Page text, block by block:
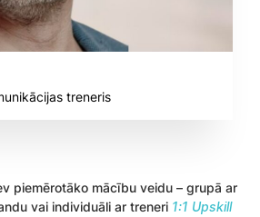
treneris
piemērotāko mācību veidu – grupā ar
vai individuāli ar treneri 1:1 Upskill